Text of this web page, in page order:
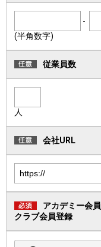
-
(半角数字)
従業員数
人
会社URL
アカデミー会員
クラブ会員登録